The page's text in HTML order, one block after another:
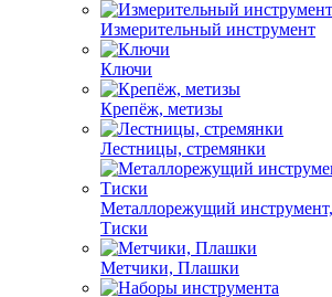
Измерительный инструмент
Ключи
Крепёж, метизы
Лестницы, стремянки
Металлорежущий инструмент,
Тиски
Метчики, Плашки